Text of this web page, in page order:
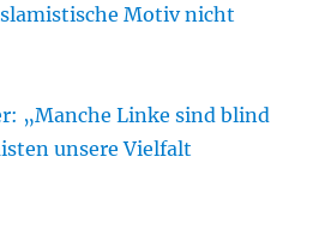
Motiv nicht
„Manche Linke sind blind
unsere Vielfalt